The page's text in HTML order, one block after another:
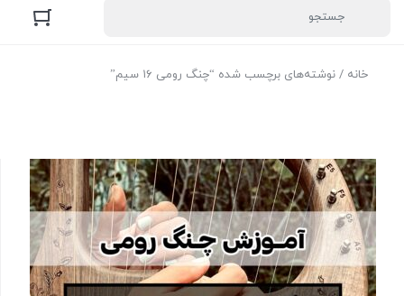
خانه / نوشته‌های برچسب شده “چنگ رومی ۱۶ سیم”